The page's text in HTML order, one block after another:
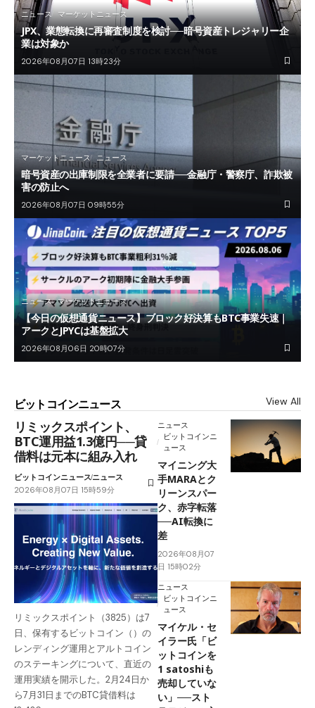
ニュース マーケットニュース
JPX、業態転換に再審査制度を検討──暗号資産トレジャリー企
業は対象か
2026年08月07日 13時23分
マーケットニュース ニュース
暗号資産の出庫制限を全業者に要請──金融庁・警察庁、詐欺被
害の防止へ
2026年08月07日 09時55分
ニュース マーケットニュース
【今日の仮想通貨ニュース】ブロック好決算もBTC事業失速｜
アークとJPYCは基盤拡大
2026年08月06日 20時07分
ビットコインニュース View All
リミックスポイント、
BTC運用益1.3億円──貸
借料は元本に組み入れ
ビットコインニュースニュース
2026年08月07日 15時59分
リミックスポイント（3825）は7
日、保有するビットコイン（）の
レンディング運用とアルトコイン
のステーキングについて、直近の
運用実績を開示した。2月24日か
ら7月31日までのBTC貸借料は
ニュース
ビットコインニ
ュース
マイニング大
手MARAとク
リーンスパー
ク、赤字転落
──AI転換に
差
2026年08月07
日 15時02分
ニュース
ビットコインニ
ュース
マイケル・セ
イラー氏「ビ
ットコインを
1 satoshiも
売却していな
い」──スト